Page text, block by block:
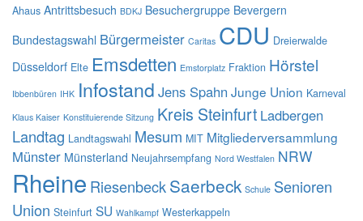
Ahaus Antrittsbesuch BDKJ Besuchergruppe Bevergern
Bundestagswahl Bürgermeister Caritas CDU Dreierwalde
Düsseldorf Elte Emsdetten Emstorplatz Fraktion Hörstel
Ibbenbüren IHK Infostand Jens Spahn Junge Union Karneval
Klaus Kaiser Konstituierende Sitzung Kreis Steinfurt Ladbergen
Landtag Landtagswahl Mesum MIT Mitgliederversammlung
Münster Münsterland Neujahrsempfang Nord Westfalen NRW
Rheine RiesenbeckSaerbeck Schule Senioren
Union Steinfurt SU Wahlkampf Westerkappeln